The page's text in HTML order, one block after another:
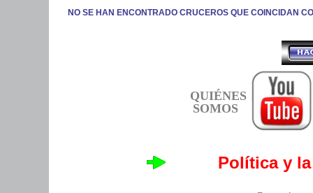
NO SE HAN ENCONTRADO CRUCEROS QUE COINCIDAN
QUIÉNES
SOMOS
Política y